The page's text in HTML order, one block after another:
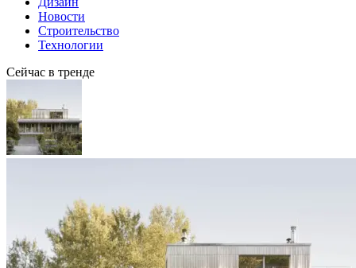
Новости
Строительство
Технологии
Сейчас в тренде